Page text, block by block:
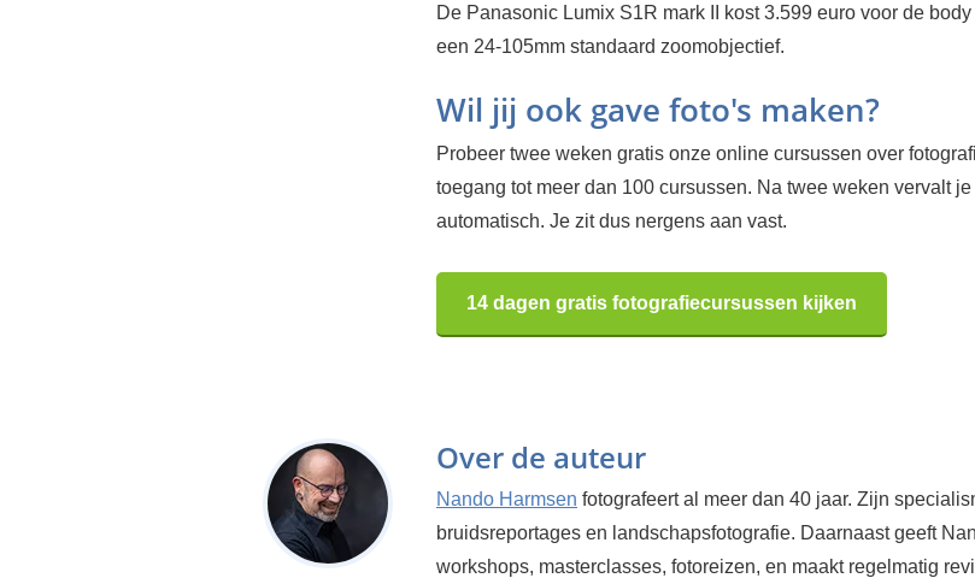
De Panasonic Lumix S1R mark II kost 3.599 euro voor de
een 24-105mm standaard zoomobjectief.
Wil jij ook gave foto's maken?
Probeer twee weken gratis onze online cursussen over
toegang tot meer dan 100 cursussen. Na twee weken vervalt
automatisch. Je zit dus nergens aan vast.
14 dagen gratis fotografiecursussen kijken
Over de auteur
Nando Harmsen fotografeert al meer dan 40 jaar. Zijn
bruidsreportages en landschapsfotografie. Daarnaast geeft
workshops, masterclasses, fotoreizen, en maakt regelmatig